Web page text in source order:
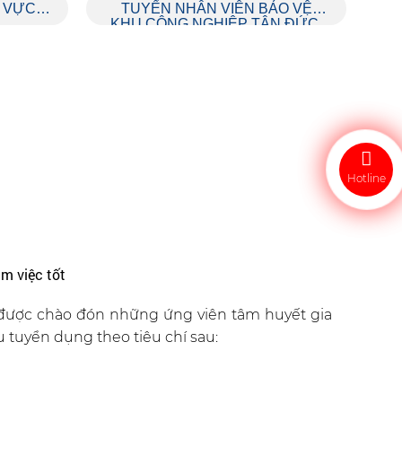
VỰC
TUYỂN NHÂN VIÊN BẢO VỆ
KHU CÔNG NGHIỆP TÂN ĐỨC,
việc tốt
chào đón những ứng viên tâm huyết gia
tuyển dụng theo tiêu chí sau:
Hotline